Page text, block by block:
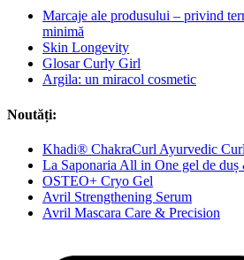
Marcaje ale produsului – privind
minimă
Skin Longevity
Glosar Curly Girl
Argila: un miracol cosmetic
Noutăți:
Khadi® ChakraCurl Ayurvedic
La Saponaria All in One gel de duș
OSTEO+ Cryo Gel
Avril Strengthening Serum
Avril Mascara Care & Precision